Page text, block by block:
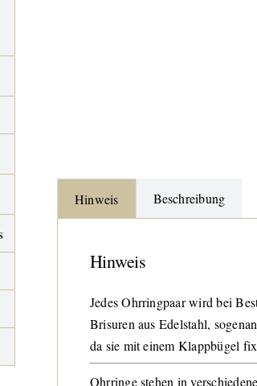
Hinweis Beschreibung
Hinweis
Jedes Ohrringpaar wird bei
Brisuren aus Edelstahl,
da sie mit einem Klappbügel
Ohrringe stehen in